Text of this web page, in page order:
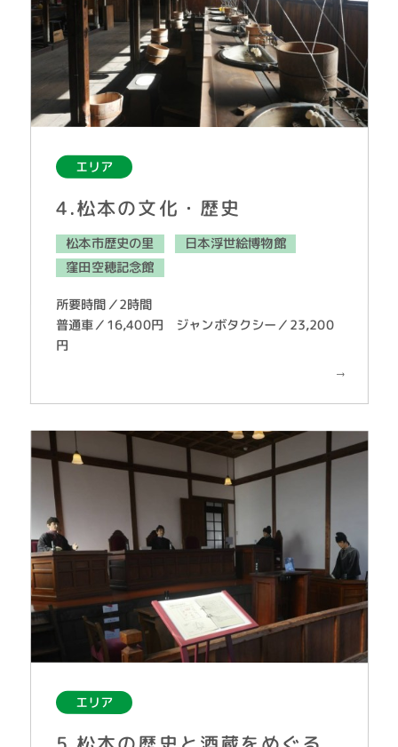
エリア
4.松本の文化・歴史
松本市歴史の里 日本浮世絵博物館
窪田空穂記念館
所要時間／2時間
普通車／16,400円 ジャンボタクシー／23,200
円
エリア